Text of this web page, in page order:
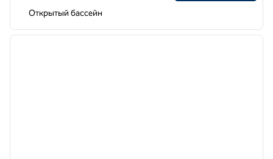
Открытый бассейн
1 из 7